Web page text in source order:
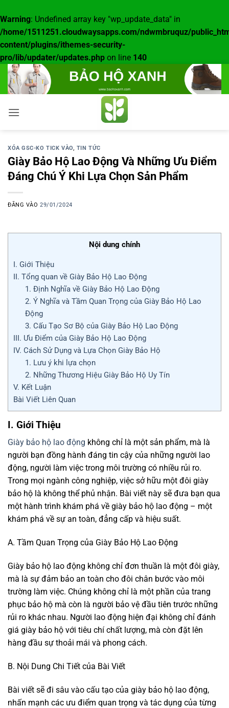
Warning: Undefined array key "wp_update_data" in
/home/1511251.cloudwaysapps.com/ndwmbruquz/
content/plugins/ithemes-security-
pro/lib/updater/updates.php on line 140
Bỏ
qua
nội
dung
XÓA GSC-KO TICK VÀO, TIN TỨC
Giày Bảo Hộ Lao Động Và Những Ưu Điểm
Đáng Chú Ý Khi Lựa Chọn Sản Phẩm
ĐĂNG VÀO29/01/2024
Nội dung chính
I. Giới Thiệu
II. Tổng quan về Giày Bảo Hộ Lao Động
1. Định Nghĩa về Giày Bảo Hộ Lao Động
2. Ý Nghĩa và Tầm Quan Trọng của Giày Bảo Hộ Lao
Động
3. Cấu Tạo Sơ Bộ của Giày Bảo Hộ Lao Động
III. Ưu Điểm của Giày Bảo Hộ Lao Động
IV. Cách Sử Dụng và Lựa Chọn Giày Bảo Hộ
1. Lưu ý khi lựa chọn
2. Những Thương Hiệu Giày Bảo Hộ Uy Tín
V. Kết Luận
Bài Viết Liên Quan
I. Giới Thiệu
Giày bảo hộ lao động không chỉ là một sản phẩm, mà là
người bạn đồng hành đáng tin cậy của những người lao
động, người làm việc trong môi trường có nhiều rủi ro.
Trong mọi ngành công nghiệp, việc sở hữu một đôi giày
bảo hộ là không thể phủ nhận. Bài viết này sẽ đưa bạn qua
một hành trình khám phá về giày bảo hộ lao động – một
khám phá về sự an toàn, đẳng cấp và hiệu suất.
A. Tầm Quan Trọng của Giày Bảo Hộ Lao Động
Giày bảo hộ lao động không chỉ đơn thuần là một đôi giày,
mà là sự đảm bảo an toàn cho đôi chân bước vào môi
trường làm việc. Chúng không chỉ là một phần của trang
phục bảo hộ mà còn là người bảo vệ đầu tiên trước những
rủi ro khác nhau. Người lao động hiện đại không chỉ đánh
giá giày bảo hộ với tiêu chí chất lượng, mà còn đặt lên
hàng đầu sự thoải mái và phong cách.
B. Nội Dung Chi Tiết của Bài Viết
Bài viết sẽ đi sâu vào cấu tạo của giày bảo hộ lao động,
nhấn mạnh các ưu điểm quan trọng và tác dụng của từng